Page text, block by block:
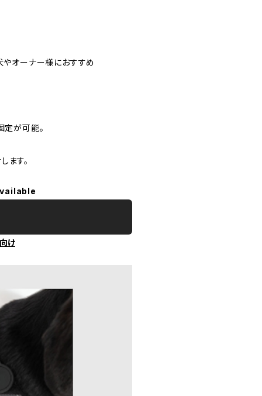
やオーナー様におすすめ
定が可能。
ます。
け